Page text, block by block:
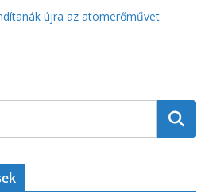
újra az atomerőművet